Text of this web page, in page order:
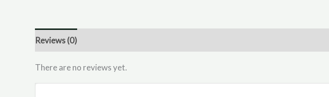
Reviews (0)
There are no reviews yet.